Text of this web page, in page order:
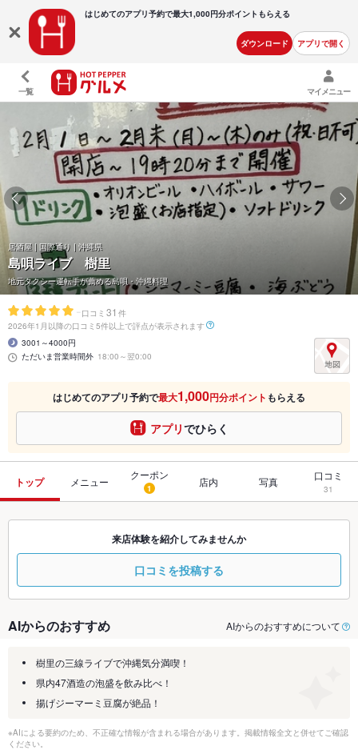
はじめてのアプリ予約で最大1,000円分ポイントもらえる
ダウンロード アプリで開く
一覧 マイメニュー
居酒屋 | 国際通り | 沖縄県
島唄ライブ 樹里
地元タクシー運転手が薦める島唄・沖縄料理
- 口コミ 31 件
2026年1月以降の口コミ5件以上で評点が表示されます
3001～4000円
ただいま営業時間外 18:00～翌0:00
はじめてのアプリ予約で最大1,000円分ポイント もらえる
アプリでひらく
トップ メニュー
クーポン
1 店内 写真 口コミ
31
来店体験を紹介してみませんか
口コミを投稿する
AIからのおすすめ AIからのおすすめについて
樹里の三線ライブで沖縄気分満喫！
県内47酒造の泡盛を飲み比べ！
揚げジーマーミ豆腐が絶品！
※AIによる要約のため、不正確な情報が含まれる場合があります。掲載情報全文と併せてご確認
ください。